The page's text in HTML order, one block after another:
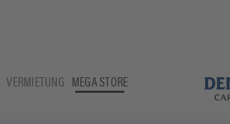
VERMIETUNG MEGA STORE